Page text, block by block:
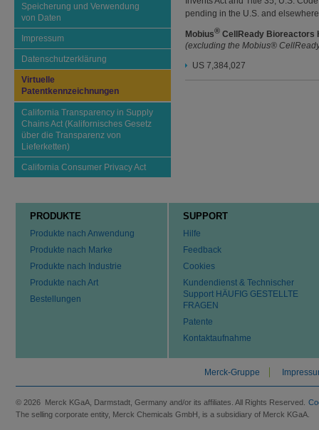
Speicherung und Verwendung
von Daten
Impressum
Datenschutzerklärung
Virtuelle
Patentkennzeichnungen
California Transparency in Supply
Chains Act (Kalifornisches Gesetz
über die Transparenz von
Lieferketten)
California Consumer Privacy Act
pending in the U.S. and
Mobius® CellReady Bioreactors
(excluding the Mobius®
US 7,384,027
PRODUKTE
Produkte nach Anwendung
Produkte nach Marke
Produkte nach Industrie
Produkte nach Art
Bestellungen
SUPPORT
Hilfe
Feedback
Cookies
Kundendienst & Technischer
Support HÄUFIG GESTELLTE
FRAGEN
Patente
Kontaktaufnahme
Merck-Gruppe
© 2026 Merck KGaA, Darmstadt, Germany and/or its affiliates. All Rights Reserved.
The selling corporate entity, Merck Chemicals GmbH, is a subsidiary of Merck KGaA.